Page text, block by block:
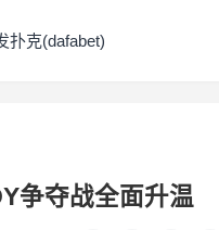
扑克(dafabet)
争夺战全面升温